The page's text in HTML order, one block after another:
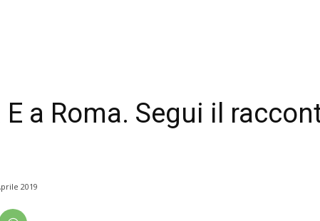
a Roma. Segui il
2019